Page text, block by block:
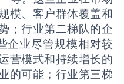
模、客户群体覆盖和
；行业第二梯队的企
业尽管规模相对较
营模式和持续增长的
的可能；行业第三梯